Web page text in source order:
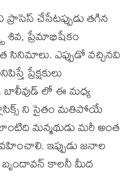
చేసేటప్పుడు తగిన
శివ, ప్రేమాభిషేకం
ఎప్పుడో వచ్చినవి
ప్రేక్షకులు
బాలీవుడ్ లో ఈ మధ్య
ని సైతం మతిపోయే
మన్మథుడు మరీ అంత
ఇప్పుడు జనాల
బృందావన్ కాలనీ మీద